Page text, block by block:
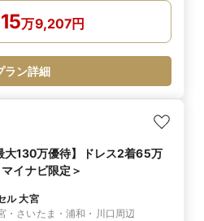
万9,207円
ラン詳細
大130万優待】ドレス2着65万
イナビ限定＞
ル 大宮
・さいたま・浦和・川口周辺